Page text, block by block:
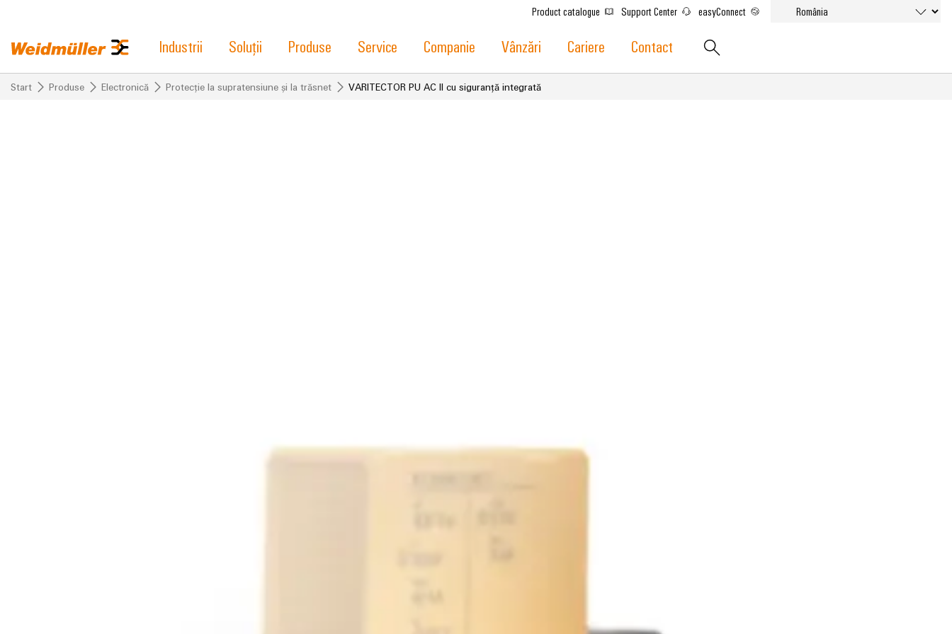
Product catalogue Support Center easyConnect
Industrii Soluții Produse Service Companie Vânzări Cariere Contact
Start Produse Electronică Protecție la supratensiune și la trăsnet VARITECTOR PU AC II cu siguranță integrată